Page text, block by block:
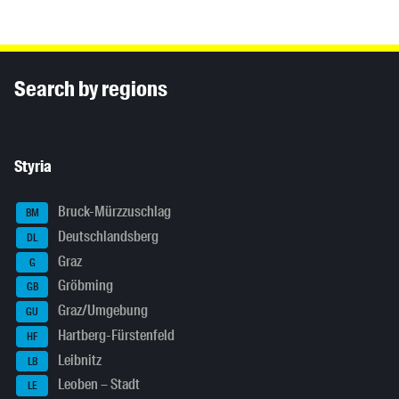
Search by regions
Styria
BM Bruck-Mürzzuschlag
DL Deutschlandsberg
G Graz
GB Gröbming
GU Graz/Umgebung
HF Hartberg-Fürstenfeld
LB Leibnitz
LE Leoben – Stadt